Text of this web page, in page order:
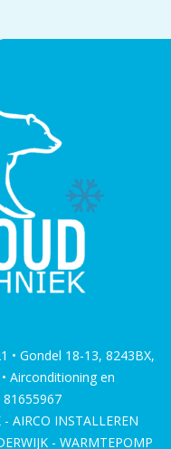
• Gondel 18-13, 8243BX,
Airconditioning en
81655967
AIRCO INSTALLEREN
- WARMTEPOMP